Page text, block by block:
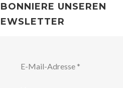
UNSEREN